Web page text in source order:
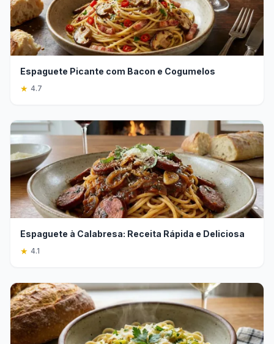
Espaguete Picante com Bacon e Cogumelos
★ 4.7
Espaguete à Calabresa: Receita Rápida e Deliciosa
★ 4.1